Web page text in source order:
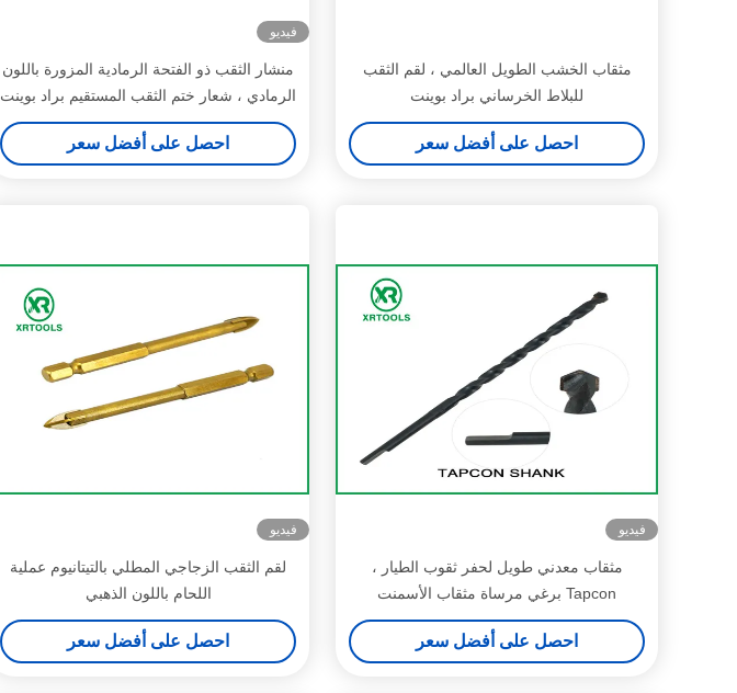
مثقاب الخشب الطويل العالمي ، لقم الثقب
للبلاط الخرساني براد بوينت
احصل على أفضل سعر
فيديو
منشار الثقب ذو الفتحة الرمادية المزورة باللون
الرمادي ، شعار ختم الثقب المستقيم براد بوينت
احصل على أفضل سعر
فيديو
مثقاب معدني طويل لحفر ثقوب الطيار ،
Tapcon برغي مرساة مثقاب الأسمنت
احصل على أفضل سعر
فيديو
لقم الثقب الزجاجي المطلي بالتيتانيوم عملية
اللحام باللون الذهبي
احصل على أفضل سعر